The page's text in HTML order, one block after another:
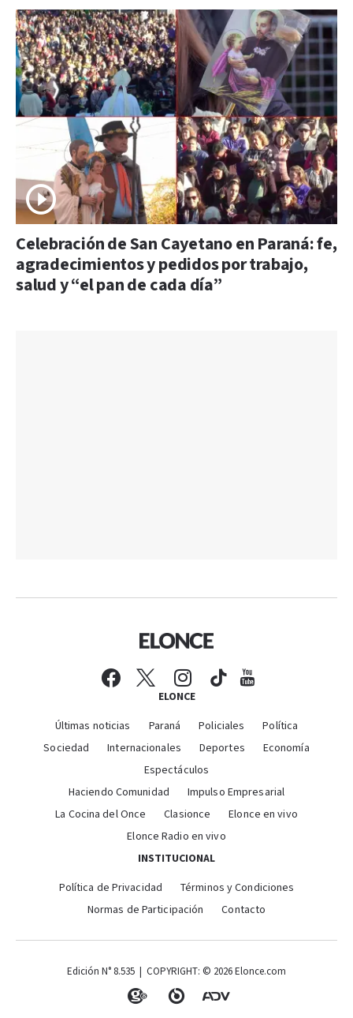
Celebración de San Cayetano en Paraná: fe,
agradecimientos y pedidos por trabajo,
salud y “el pan de cada día”
ELONCE
Últimas noticias Paraná Policiales
Política
Sociedad
Internacionales Deportes
Economía
Espectáculos
Haciendo Comunidad
Impulso Empresarial
La Cocina del Once
Clasionce
Elonce en vivo
Elonce Radio en vivo
INSTITUCIONAL
Política de Privacidad
Términos y Condiciones
Normas de Participación
Contacto
Edición N° 8.535 | COPYRIGHT: © 2026 Elonce.com